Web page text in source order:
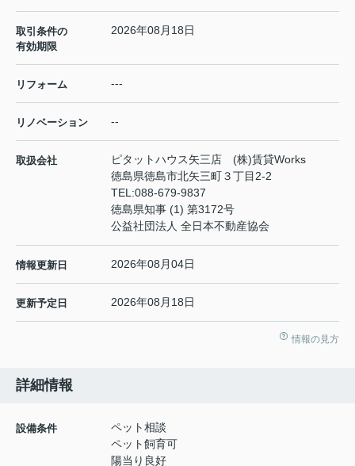
取引条件の
有効期限
2026年08月18日
リフォーム ---
リノベーション --
取扱会社
ピタットハウス矢三店 (株)賃貸Works
徳島県徳島市北矢三町３丁目2-2
TEL:088-679-9837
徳島県知事 (1) 第3172号
公益社団法人 全日本不動産協会
情報更新日 2026年08月04日
更新予定日 2026年08月18日
情報の見方
詳細情報
設備条件
ペット相談
ペット飼育可
陽当り良好